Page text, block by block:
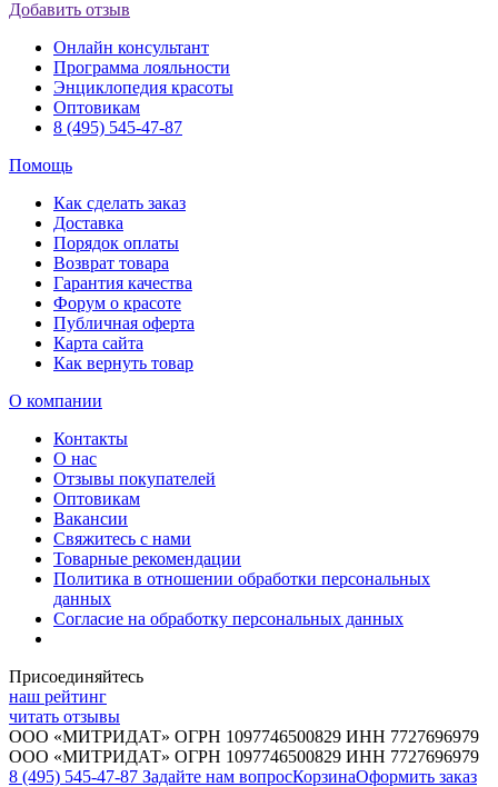
Добавить отзыв
Онлайн консультант
Программа лояльности
Энциклопедия красоты
Оптовикам
8 (495) 545-47-87
Помощь
Как сделать заказ
Доставка
Порядок оплаты
Возврат товара
Гарантия качества
Форум о красоте
Публичная оферта
Карта сайта
Как вернуть товар
О компании
Контакты
О нас
Отзывы покупателей
Оптовикам
Вакансии
Свяжитесь с нами
Товарные рекомендации
Политика в отношении обработки персональных
данных
Согласие на обработку персональных данных
Присоединяйтесь
наш рейтинг
читать отзывы
ООО «МИТРИДАТ» ОГРН 1097746500829 ИНН 7727696979
ООО «МИТРИДАТ» ОГРН 1097746500829 ИНН 7727696979
8 (495) 545-47-87 Задайте нам вопросКорзинаОформить заказ